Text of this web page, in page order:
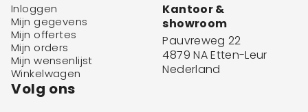
Inloggen
Mijn gegevens
Mijn offertes
Mijn orders
Mijn wensenlijst
Winkelwagen
Kantoor &
showroom
Pauvreweg 22
4879 NA Etten-Leur
Nederland
Volg ons